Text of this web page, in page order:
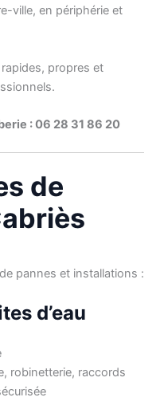
ville, en périphérie et
propres et
: 06 28 31 86 20
de
pannes et installations :
d’eau
robinetterie, raccords